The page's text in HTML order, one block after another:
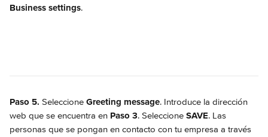
Business settings.
Paso 5. Seleccione Greeting message. Introduce la dirección
web que se encuentra en Paso 3. Seleccione SAVE. Las
personas que se pongan en contacto con tu empresa a través